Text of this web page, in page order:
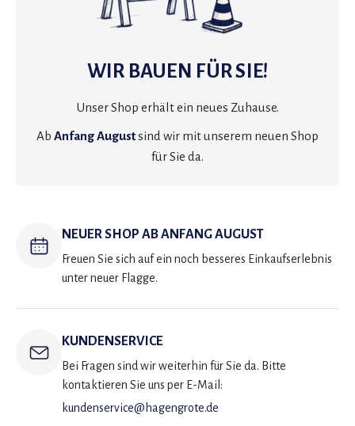
WIR BAUEN FÜR SIE!
Unser Shop erhält ein neues Zuhause.
Ab Anfang Augustsind wir mit unserem neuen Shop
für Sie da.
NEUER SHOP AB ANFANG AUGUST
Freuen Sie sich auf ein noch besseres Einkaufserlebnis
unter neuer Flagge.
KUNDENSERVICE
Bei Fragen sind wir weiterhin für Sie da. Bitte
kontaktieren Sie uns per E-Mail:
kundenservice@hagengrote.de